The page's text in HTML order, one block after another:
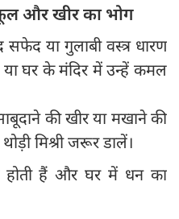
और खीर का भोग
या गुलाबी वस्त्र धारण
या घर के मंदिर में उन्हें कमल
की खीर या मखाने की
मिश्री जरूर डालें।
होती हैं और घर में धन का